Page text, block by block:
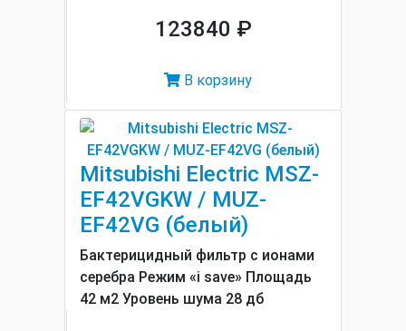
123840 ₽
В корзину
Mitsubishi Electric MSZ-
EF42VGKW / MUZ-
EF42VG (белый)
Бактерицидный фильтр с ионами
серебра Режим «i save» Площадь
42 м2 Уровень шума 28 дб